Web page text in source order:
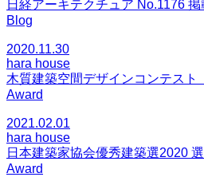
日経アーキテクチュア No.1176 掲
Blog
2020.11.30
hara house
木質建築空間デザインコンテス
Award
2021.02.01
hara house
日本建築家協会優秀建築選2020 選
Award